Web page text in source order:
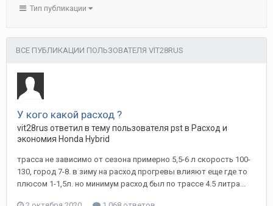
Тип публикации
ВСЕ ПУБЛИКАЦИИ ПОЛЬЗОВАТЕЛЯ VIT28RUS
У кого какой расход ?
vit28rus ответил в тему пользователя pstв Расход и
экономия Honda Hybrid
трасса не зависимо от сезона примерно 5,5-6 л скорость 100-
130, город 7-8. в зиму на расход прогревы влияют еще где то
плюсом 1-1,5л. но минимум расход был по трассе 4.5 литра...